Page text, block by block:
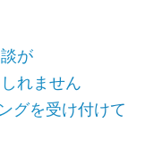
が
れません
グを受け付けて